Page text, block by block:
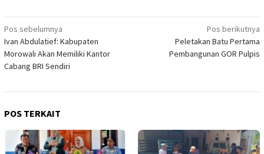
Navigasi
pos
Pos sebelumnya
Ivan Abdulatief: Kabupaten
Morowali Akan Memiliki Kantor
Cabang BRI Sendiri
Pos berikutnya
Peletakan Batu Pertama
Pembangunan GOR Pulpis
POS TERKAIT